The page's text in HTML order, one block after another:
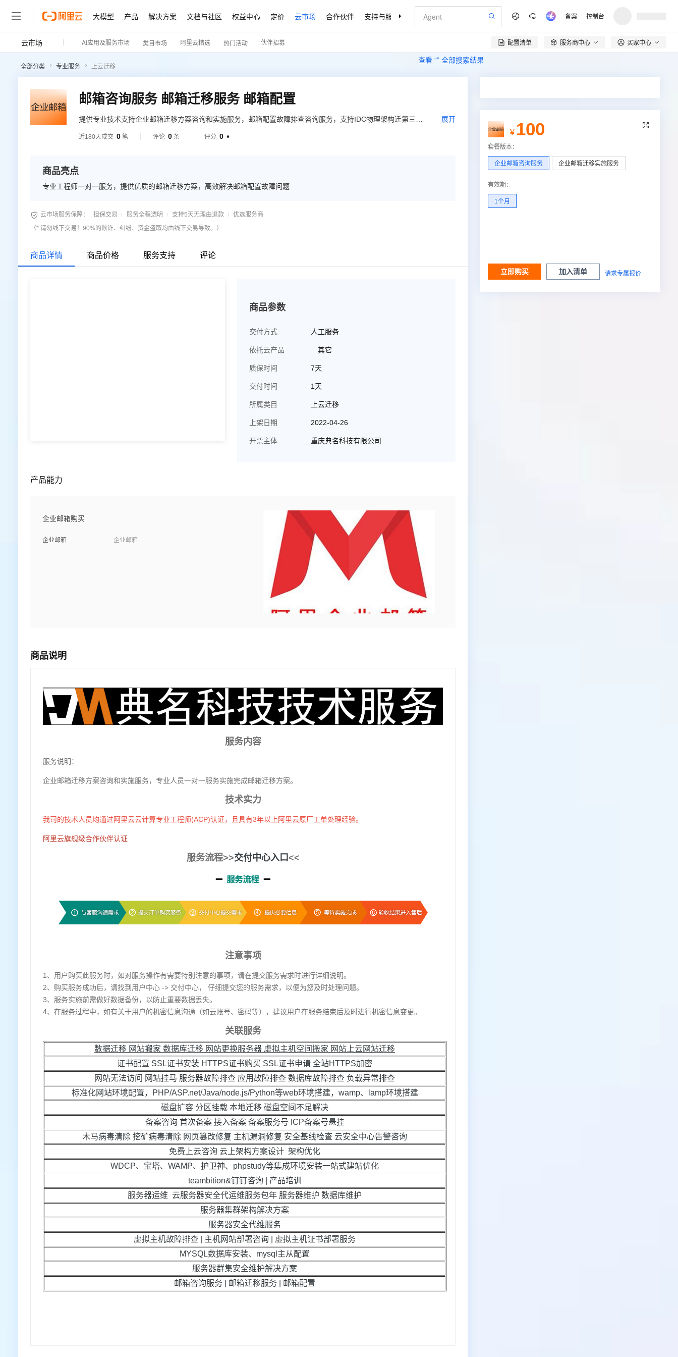
大模型 产品 解决方案 文档与社区 权益中心 定价 云市场 合作伙伴 支持与服务 了解阿里云
查看 “” 全部搜索结果
备案 控制台
云市场 AI应用及服务市场 类目市场 阿里云精选 热门活动 伙伴招募 配置清单  服务商中心 买家中心
全部分类 专业服务 上云迁移
邮箱咨询服务 邮箱迁移服务 邮箱配置
提供专业技术支持企业邮箱迁移方案咨询和实施服务，邮箱配置故障排查咨询服务，支持IDC物理架构迁第三方
展开
近180天成交 0 笔 评论 0 条 评分 0 
商品亮点
专业工程师一对一服务，提供优质的邮箱迁移方案，高效解决邮箱配置故障问题
 云市场服务保障： 担保交易 服务全程透明 支持5天无理由退款
优选服务商
（* 请勿线下交易！90%的欺诈、纠纷、资金盗取均由线下交易导致。）
商品详情 商品价格 服务支持 评论
商品参数
交付方式 人工服务
依托云产品 其它
质保时间 7天
交付时间 1天
所属类目 上云迁移
上架日期 2022-04-26
开票主体 重庆典名科技有限公司
产品能力
企业邮箱购买
企业邮箱 企业邮箱
商品说明
服务内容
服务说明：
企业邮箱迁移方案咨询和实施服务，专业人员一对一服务实施完成邮箱迁移方案。
技术实力
我司的技术人员均通过阿里云云计算专业工程师(ACP)认证，且具有3年以上阿里云原厂工单处理经验。
阿里云旗舰级合作伙伴认证
服务流程>>交付中心入口<<
注意事项
1、用户购买此服务时，如对服务操作有需要特别注意的事项，请在提交服务需求时进行详细说明。
2、购买服务成功后，请找到用户中心 -> 交付中心， 仔细提交您的服务需求，以便为您及时处理问题。
3、服务实施前需做好数据备份，以防止重要数据丢失。
4、在服务过程中，如有关于用户的机密信息沟通（如云账号、密码等），建议用户在服务结束后及时进行机密信息变更。
关联服务
数据迁移 网站搬家 数据库迁移 网站更换服务器 虚拟主机空间搬家 网站上云网站迁移
证书配置 SSL证书安装 HTTPS证书购买 SSL证书申请 全站HTTPS加密
网站无法访问 网站挂马 服务器故障排查 应用故障排查 数据库故障排查 负载异常排查
标准化网站环境配置，PHP/ASP.net/Java/node.js/Python等web环境搭建，wamp、lamp环境搭建
磁盘扩容 分区挂载 本地迁移 磁盘空间不足解决
备案咨询 首次备案 接入备案 备案服务号 ICP备案号悬挂
木马病毒清除 挖矿病毒清除 网页篡改修复 主机漏洞修复 安全基线检查 云安全中心告警咨询
免费上云咨询 云上架构方案设计 架构优化
WDCP、宝塔、WAMP、护卫神、phpstudy等集成环境安装一站式建站优化
teambition&钉钉咨询 | 产品培训
服务器运维 云服务器安全代运维服务包年 服务器维护 数据库维护
服务器集群架构解决方案
服务器安全代维服务
虚拟主机故障排查 | 主机网站部署咨询 | 虚拟主机证书部署服务
MYSQL数据库安装、mysql主从配置
服务器群集安全维护解决方案
邮箱咨询服务 | 邮箱迁移服务 | 邮箱配置

¥ 100
套餐版本：
企业邮箱咨询服务 企业邮箱迁移实施服务
有效期 ：
1个月
立即购买 加入清单 请求专属报价